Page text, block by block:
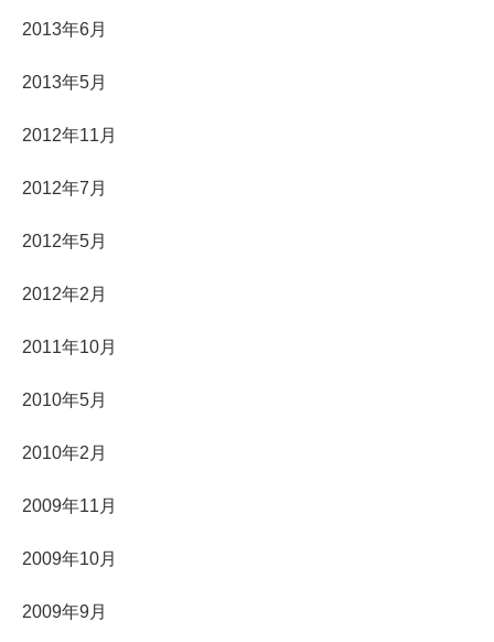
2013年6月
2013年5月
2012年11月
2012年7月
2012年5月
2012年2月
2011年10月
2010年5月
2010年2月
2009年11月
2009年10月
2009年9月